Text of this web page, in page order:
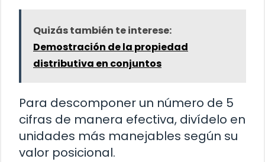
Quizás también te interese:
Demostración de la propiedad
distributiva en conjuntos
Para descomponer un número de 5
cifras de manera efectiva, divídelo en
unidades más manejables según su
valor posicional.